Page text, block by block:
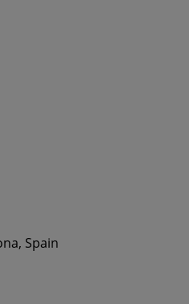
Spain